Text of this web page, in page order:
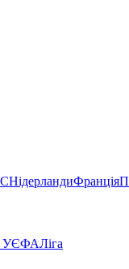
НідерландиФранція
УЄФАЛіга